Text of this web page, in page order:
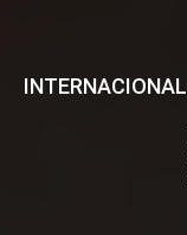
INTERNACIONAL